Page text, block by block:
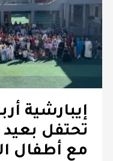
إيبارشية
تحتفل
مع أطفال